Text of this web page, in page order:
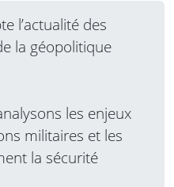
l’actualité des
la géopolitique
les enjeux
militaires et les
la sécurité